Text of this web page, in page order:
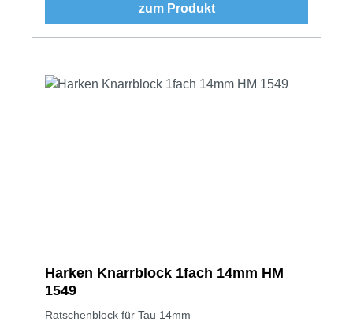
zum Produkt
Harken Knarrblock 1fach 14mm HM
1549
Ratschenblock für Tau 14mm